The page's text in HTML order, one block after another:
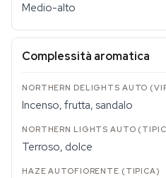
Medio-alto
Complessità aromatica
Incenso, frutta, sandalo
Terroso, dolce